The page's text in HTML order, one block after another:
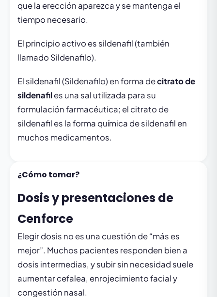
que la erección aparezca y se mantenga el
tiempo necesario.
El principio activo es sildenafil (también
llamado Sildenafilo).
El sildenafil (Sildenafilo) en forma decitrato de
sildenafiles una sal utilizada para su
formulación farmacéutica; el citrato de
sildenafil es la forma química de sildenafil en
muchos medicamentos.
¿Cómo tomar?
Dosis y presentaciones de
Cenforce
Elegir dosis no es una cuestión de “más es
mejor”. Muchos pacientes responden bien a
dosis intermedias, y subir sin necesidad suele
aumentar cefalea, enrojecimiento facial y
congestión nasal.